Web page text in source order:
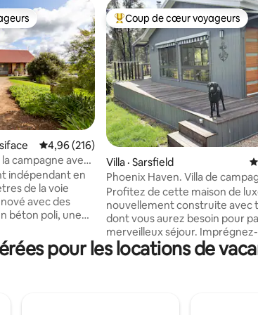
parmi les plus aimés
Note moyenne de 4,96 sur 5, 216
4,96 (216)
campagne avec
indépendant en
de la voie
avec des
béton poli, une
et une grande
ouverte
Coup de cœur voyageurs
Coup de cœur voyageurs
Villa · Sarsfield
Phoenix Haven. Villa de
luxe avec deux chambres
Profitez de cette maison de
nouvellement construite avec
dont vous aurez besoin pour
merveilleux séjour.
ciel nocturne en vous relaxant
bain à remous extérieur dans
immergez-vous dans les
pour les locations de